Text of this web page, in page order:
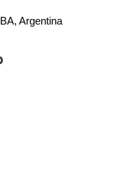
Argentina